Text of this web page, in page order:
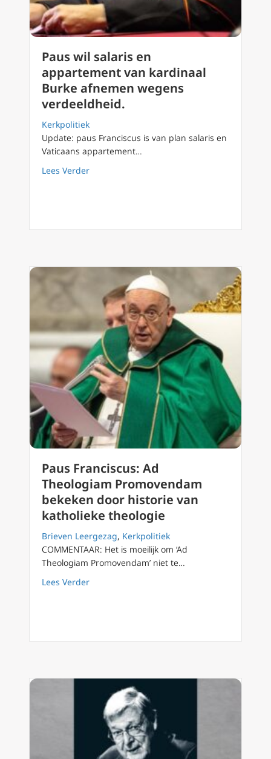
Paus wil salaris en
appartement van kardinaal
Burke afnemen wegens
verdeeldheid.
Kerkpolitiek
Update: paus Franciscus is van plan salaris en
Vaticaans appartement…
Lees Verderabout Paus wil salaris en appartement van
Paus Franciscus: Ad
Theologiam Promovendam
bekeken door historie van
katholieke theologie
Brieven Leergezag, Kerkpolitiek
COMMENTAAR: Het is moeilijk om ‘Ad
Theologiam Promovendam’ niet te…
Lees Verderabout Paus Franciscus: Ad Theologiam